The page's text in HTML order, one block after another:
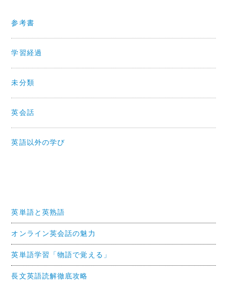
参考書
学習経過
未分類
英会話
英語以外の学び
英単語と英熟語
オンライン英会話の魅力
英単語学習「物語で覚える」
長文英語読解徹底攻略